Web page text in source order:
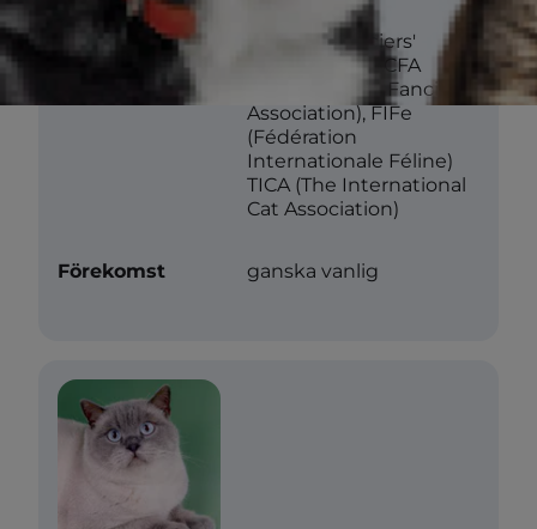
Föreningar
CFA (Cat Fanciers'
Association), ACFA
(American Cat Fanciers'
Association), FIFe
(Fédération
Internationale Féline)
TICA (The International
Cat Association)
Förekomst ganska vanlig